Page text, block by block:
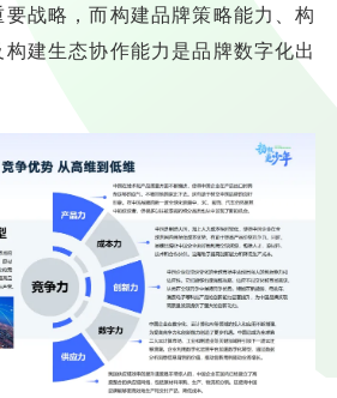
战略，而构建品牌策略能力、构
建生态协作能力是品牌数字化出